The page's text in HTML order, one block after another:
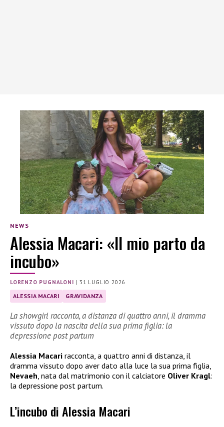
NEWS
Alessia Macari: «Il mio parto da
incubo»
LORENZO PUGNALONI |31 LUGLIO 2026
ALESSIA MACARI GRAVIDANZA
La showgirl racconta, a distanza di quattro anni, il dramma
vissuto dopo la nascita della sua prima figlia: la
depressione post partum
Alessia Macari racconta, a quattro anni di distanza, il
dramma vissuto dopo aver dato alla luce la sua prima figlia,
Nevaeh, nata dal matrimonio con il calciatore Oliver Kragl:
la depressione post partum.
L’incubo di Alessia Macari